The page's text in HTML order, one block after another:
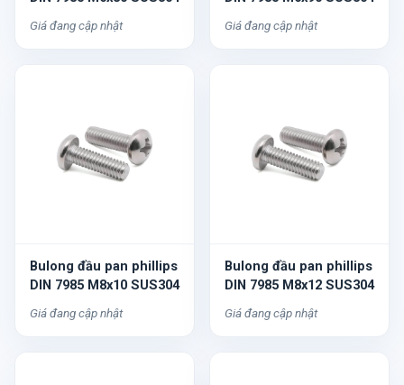
Giá đang cập nhật Giá đang cập nhật
Bulong đầu pan phillips
DIN 7985 M8x10 SUS304
Giá đang cập nhật
Bulong đầu pan phillips
DIN 7985 M8x12 SUS304
Giá đang cập nhật